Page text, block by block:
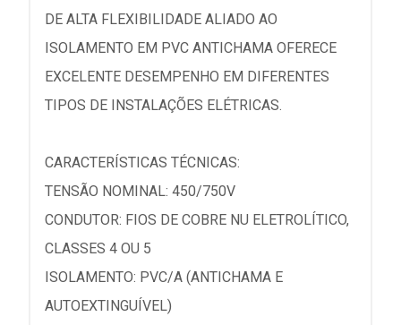
DE ALTA FLEXIBILIDADE ALIADO AO
ISOLAMENTO EM PVC ANTICHAMA OFERECE
EXCELENTE DESEMPENHO EM DIFERENTES
TIPOS DE INSTALAÇÕES ELÉTRICAS.
CARACTERÍSTICAS TÉCNICAS:
TENSÃO NOMINAL: 450/750V
CONDUTOR: FIOS DE COBRE NU ELETROLÍTICO,
CLASSES 4 OU 5
ISOLAMENTO: PVC/A (ANTICHAMA E
AUTOEXTINGUÍVEL)